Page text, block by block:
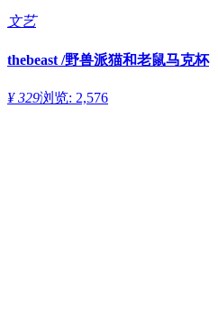
文艺
thebeast /野兽派猫和老鼠马克杯
¥ 329浏览: 2,576